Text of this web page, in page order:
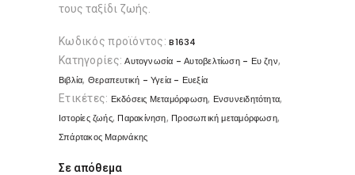
τους ταξίδι ζωής.
Κωδικός προϊόντος:B1634
Κατηγορίες:Αυτογνωσία - Αυτοβελτίωση - Ευ ζην,
Βιβλία, Θεραπευτική - Υγεία - Ευεξία
Ετικέτες: Εκδόσεις Μεταμόρφωση, Ενσυνειδητότητα,
Ιστορίες ζωής, Παρακίνηση, Προσωπική μεταμόρφωση,
Σπάρτακος Μαρινάκης
Σε απόθεμα